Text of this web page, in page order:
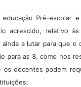
Pré-escolar
acrescido, relativo
a lutar para que
para as 8, como nos
docentes podem